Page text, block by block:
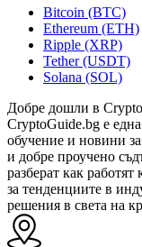
Bitcoin (BTC)
Ethereum (ETH)
Ripple (XRP)
Tether (USDT)
Solana (SOL)
Добре дошли в
CryptoGuide.bg е
обучение и новини
и добре проучено
разберат как
за тенденциите в
решения в света на